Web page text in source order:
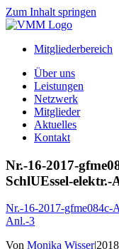
Zum Inhalt springen
Mitgliederbereich
Über uns
Leistungen
Netzwerk
Mitglieder
Aktuelles
Kontakt
Nr.-16-2017-
SchlUEssel-elektr.-
Nr.-16-2017-gfme084c-
Anl.-3
Von Monika Wisser|